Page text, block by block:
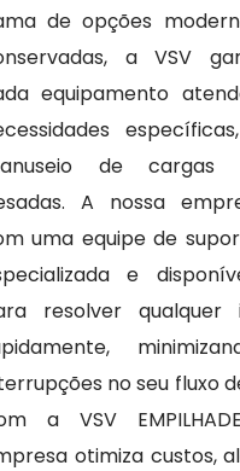
de opções
a VSV
equipamento
de cargas
A nossa
uma equipe de
e
resolver qualquer
no seu fluxo
a VSV
otimiza custos,